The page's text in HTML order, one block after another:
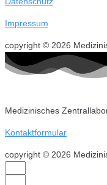
Impressum
copyright © 2026
Medizinisches
Kontaktformular
copyright © 2026